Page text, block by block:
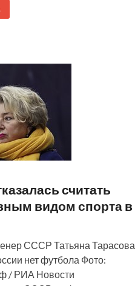
считать
видом спорта в
СССР Татьяна Тарасова
нет футбола Фото:
/ РИА Новости